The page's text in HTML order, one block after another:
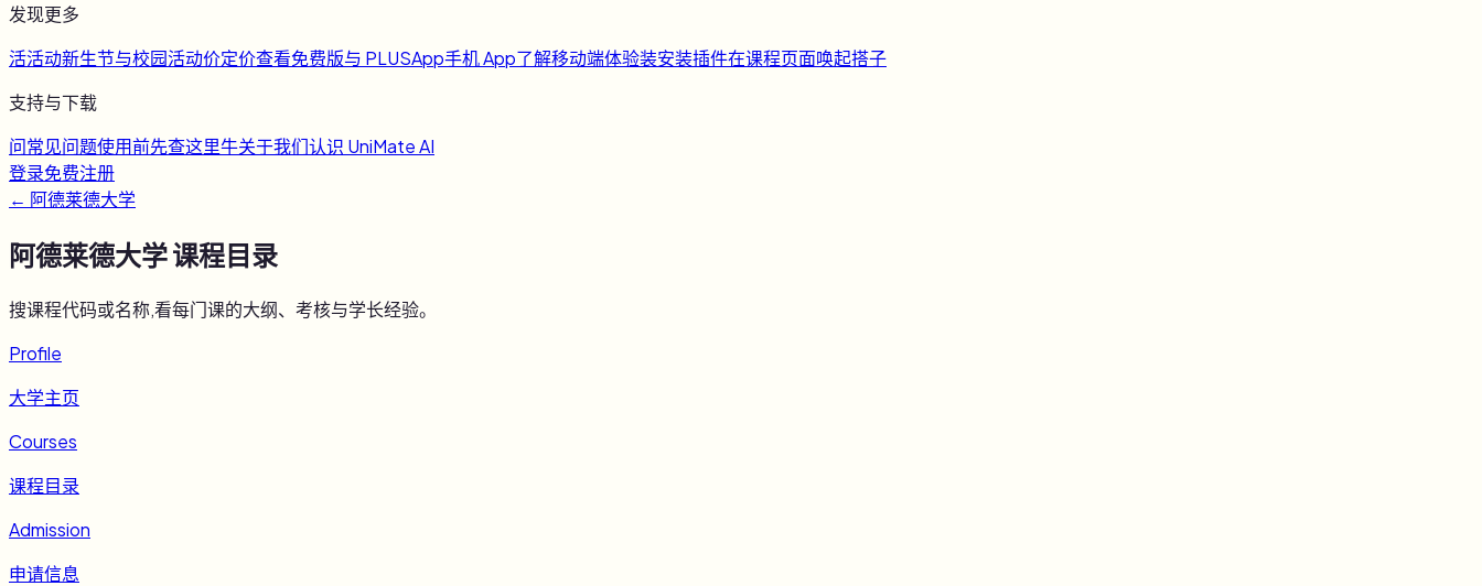
发现更多
活活动新生节与校园活动价定价查看免费版与 PLUSApp手机 App了解移动端体验装安装插件在课程页面唤起搭子
支持与下载
问常见问题使用前先查这里牛关于我们认识 UniMate AI
登录免费注册
← 阿德莱德大学
阿德莱德大学课程目录
搜课程代码或名称,看每门课的大纲、考核与学长经验。
Profile
大学主页
Courses
课程目录
Admission
申请信息